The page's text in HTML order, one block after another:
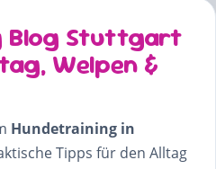
Blog Stuttgart
Welpen &
Hundetraining in
Tipps für den Alltag